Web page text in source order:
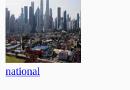
national